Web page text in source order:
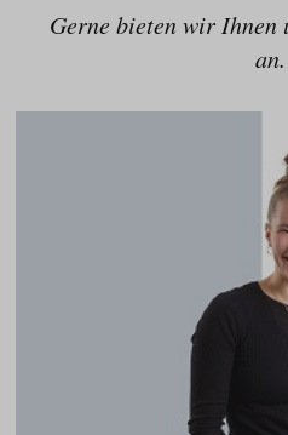
Gerne bieten wir Ihnen
an.